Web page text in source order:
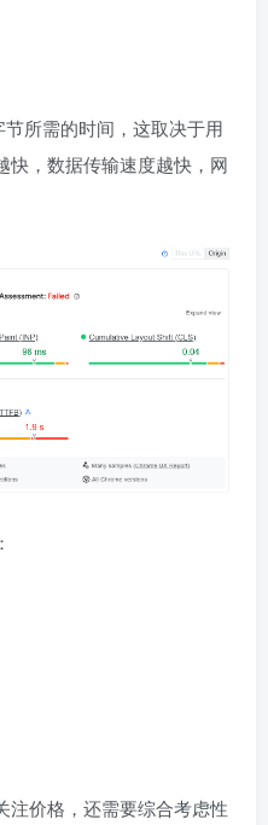
所需的时间，这取决于用
快，数据传输速度越快，网
注价格，还需要综合考虑性